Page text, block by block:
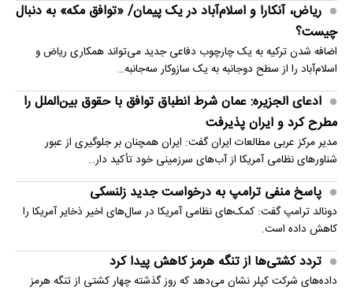
ریاض، آنکارا و اسلام‌آباد در یک پیمان/ «توافق مکه» به دنبال
چیست؟
اضافه شدن ترکیه به یک چارچوب دفاعی جدید می‌تواند همکاری ریاض و
اسلام‌آباد را از سطح دوجانبه به یک سازوکار سه‌جانبه…
ادعای الجزیره: عمان شرط انطباق توافق با حقوق بین‌الملل را
مطرح کرد و ایران پذیرفت
مدیر مرکز عربی مطالعات ایران گفت: ایران همچنان بر جلوگیری از عبور
شناورهای نظامی آمریکا از آب‌های سرزمینی خود تأکید دار…
پاسخ منفی ترامپ به درخواست جدید زلنسکی
دونالد ترامپ گفت: کمک‌های نظامی آمریکا در سال‌های اخیر ذخایر آمریکا را
کاهش داده است.
تردد کشتی‌ها از تنگه هرمز کاهش پیدا کرد
داده‌های شرکت کپلر نشان می‌دهد که روز گذشته چهار کشتی از تنگه هرمز